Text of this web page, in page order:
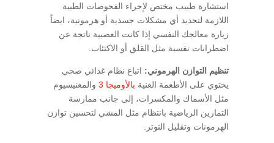
استشارة طبيب مختص لإجراء الفحوصات الطبية
اللازمة لتحديد أي مشكلات جسدية أو هرمونية، ايضاً
زيارة معالجك النفسي إذا كانت العصبية ناتجة عن
اضطرابات نفسية مثل القلق أو الاكتئاب.
تنظيم التوازن الهرموني: اتباع نظام غذائي صحي
يحتوي على الأطعمة الغنية بالأوميجا 3
والمغنيسيوم
مثل الأسماك والمكسرات، إلى جانب ممارسة
التمارين الرياضية بانتظام مثل المشي لتحسين توازن
الهرمونات وتقليل التوتر.